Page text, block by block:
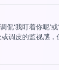
侃‘我盯着你呢’
调皮的监视感